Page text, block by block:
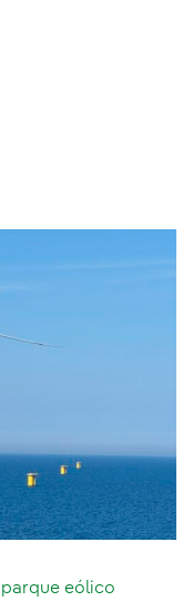
terceiro projeto
terceiro projeto
nosso terceiro
eólico